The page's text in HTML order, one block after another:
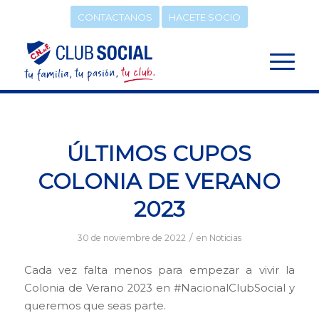
CONTACTANOS HACETE SOCIO
ÚLTIMOS CUPOS
COLONIA DE VERANO
2023
30 de noviembre de 2022 / en Noticias
Cada vez falta menos para empezar a vivir la
Colonia de Verano 2023 en #NacionalClubSocial y
queremos que seas parte.